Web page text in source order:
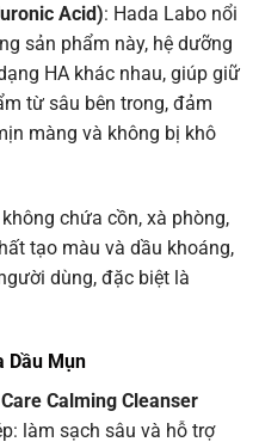
Acid): Hada Labo nổi
sản phẩm này, hệ dưỡng
HA khác nhau, giúp giữ
từ sâu bên trong, đảm
màng và không bị khô
chứa cồn, xà phòng,
tạo màu và dầu khoáng,
dùng, đặc biệt là
Dầu Mụn
Calming Cleanser
làm sạch sâu và hỗ trợ